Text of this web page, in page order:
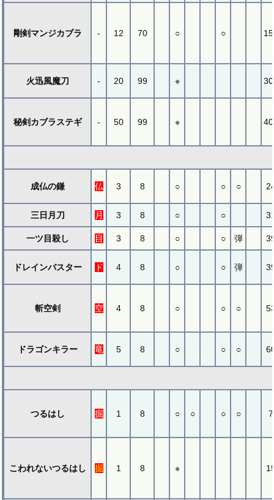
剛剣マンジカブラ - 12 70 ○ ○
火迅風魔刀 - 20 99 ※
秘剣カブラステギ - 50 99 ※
成仏の鎌 仏 3 8 ○ ○ ○
三日月刀 月 3 8 ○ ○
一ツ目殺し 目 3 8 ○ ○ 弾
ドレインバスター ド 4 8 ○ ○ 弾
斬空剣 空 4 8 ○ ○ ○
ドラゴンキラー 竜 5 8 ○ ○ ○
つるはし 掘 1 8 ○ ○ ○ ○
こわれないつるはし 掘 1 8 ※